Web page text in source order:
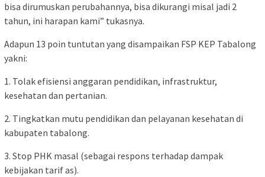
bisa dirumuskan perubahannya, bisa dikurangi misal jadi 2
tahun, ini harapan kami” tukasnya.
Adapun 13 poin tuntutan yang disampaikan FSP KEP Tabalong
yakni:
1. Tolak efisiensi anggaran pendidikan, infrastruktur,
kesehatan dan pertanian.
2. Tingkatkan mutu pendidikan dan pelayanan kesehatan di
kabupaten tabalong.
3. Stop PHK masal (sebagai respons terhadap dampak
kebijakan tarif as).